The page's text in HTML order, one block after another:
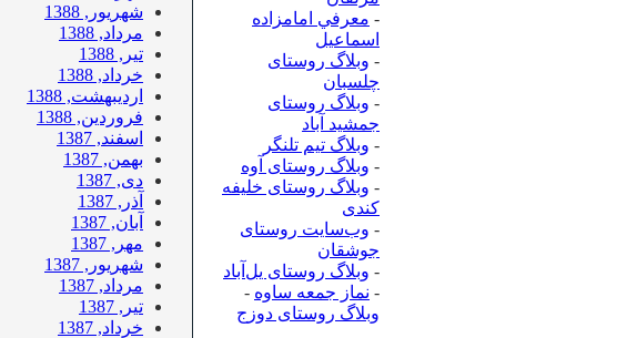
- معرفي امامزاده
اسماعيل
- وبلاگ روستای
چلسبان
- وبلاگ روستای
جمشید آباد
- وبلاگ تیم تلنگر
- وبلاگ روستای آوه
- وبلاگ روستای خلیفه
کندی
- وب‌سایت روستای
جوشقان
- وبلاگ روستای یل‌آباد
- نماز جمعه ساوه -
وبلاگ روستای دوزج
شهریور, 1388
مرداد, 1388
تیر, 1388
خرداد, 1388
اردیبهشت, 1388
فروردین, 1388
اسفند, 1387
بهمن, 1387
دی, 1387
آذر, 1387
آبان, 1387
مهر, 1387
شهریور, 1387
مرداد, 1387
تیر, 1387
خرداد, 1387